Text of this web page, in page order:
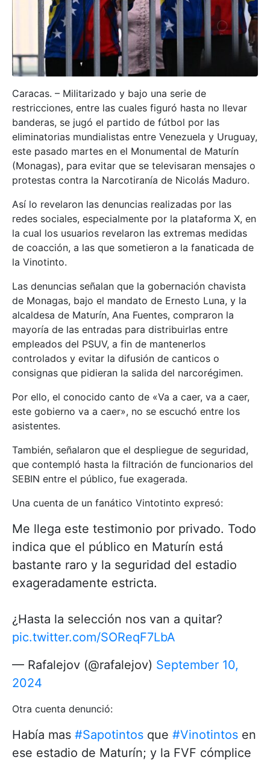
Caracas. – Militarizado y bajo una serie de
restricciones, entre las cuales figuró hasta no llevar
banderas, se jugó el partido de fútbol por las
eliminatorias mundialistas entre Venezuela y Uruguay,
este pasado martes en el Monumental de Maturín
(Monagas), para evitar que se televisaran mensajes o
protestas contra la Narcotiranía de Nicolás Maduro.
Así lo revelaron las denuncias realizadas por las
redes sociales, especialmente por la plataforma X, en
la cual los usuarios revelaron las extremas medidas
de coacción, a las que sometieron a la fanaticada de
la Vinotinto.
Las denuncias señalan que la gobernación chavista
de Monagas, bajo el mandato de Ernesto Luna, y la
alcaldesa de Maturín, Ana Fuentes, compraron la
mayoría de las entradas para distribuirlas entre
empleados del PSUV, a fin de mantenerlos
controlados y evitar la difusión de canticos o
consignas que pidieran la salida del narcorégimen.
Por ello, el conocido canto de «Va a caer, va a caer,
este gobierno va a caer», no se escuchó entre los
asistentes.
También, señalaron que el despliegue de seguridad,
que contempló hasta la filtración de funcionarios del
SEBIN entre el público, fue exagerada.
Una cuenta de un fanático Vintotinto expresó:
Me llega este testimonio por privado. Todo
indica que el público en Maturín está
bastante raro y la seguridad del estadio
exageradamente estricta.
¿Hasta la selección nos van a quitar?
pic.twitter.com/SOReqF7LbA
— Rafalejov (@rafalejov) September 10,
2024
Otra cuenta denunció:
Había mas #Sapotintos que #Vinotintos en
ese estadio de Maturín; y la FVF cómplice